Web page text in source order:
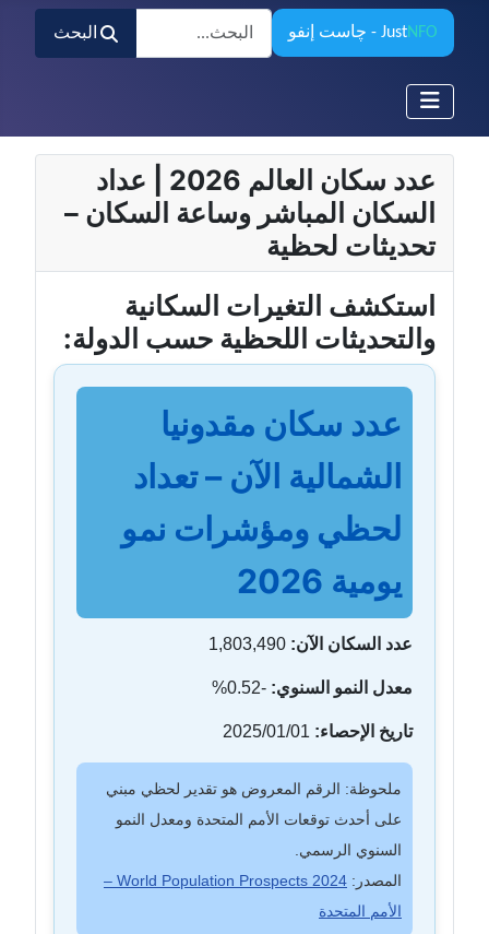
JustNFO - چاست إنفو
البحث
البحث
عدد سكان العالم 2026 | عداد
السكان المباشر وساعة السكان –
تحديثات لحظية
استكشف التغيرات السكانية
والتحديثات اللحظية حسب الدولة:
عدد سكان مقدونيا
الشمالية الآن – تعداد
لحظي ومؤشرات نمو
يومية 2026
عدد السكان الآن: 1,803,490
معدل النمو السنوي: -0.52%
تاريخ الإحصاء:
ملحوظة: الرقم المعروض هو تقدير لحظي مبني
على أحدث توقعات الأمم المتحدة ومعدل النمو
السنوي الرسمي.
المصدر:
World Population Prospects 2024 –
الأمم المتحدة